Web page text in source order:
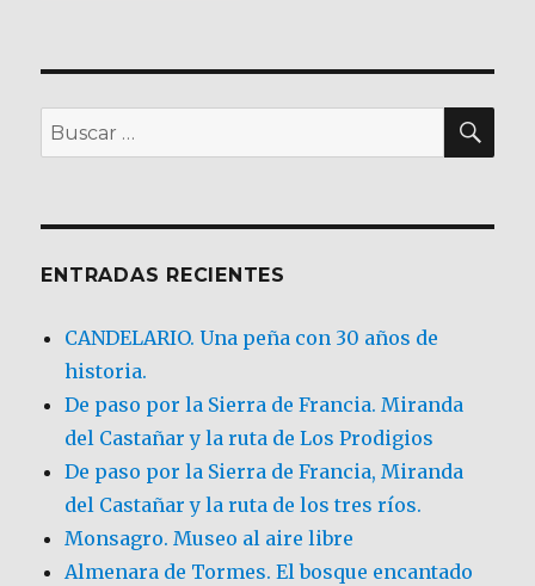
Buscar
por:
ENTRADAS RECIENTES
CANDELARIO. Una peña con 30 años de
historia.
De paso por la Sierra de Francia. Miranda
del Castañar y la ruta de Los Prodigios
De paso por la Sierra de Francia, Miranda
del Castañar y la ruta de los tres ríos.
Monsagro. Museo al aire libre
Almenara de Tormes. El bosque encantado